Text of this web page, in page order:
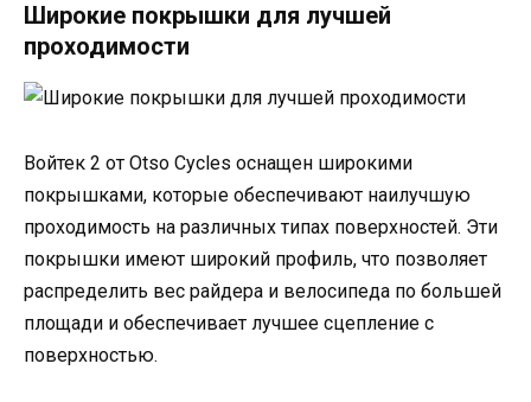
Широкие покрышки для лучшей
проходимости
Войтек 2 от Otso Cycles оснащен широкими
покрышками, которые обеспечивают наилучшую
проходимость на различных типах поверхностей. Эти
покрышки имеют широкий профиль, что позволяет
распределить вес райдера и велосипеда по большей
площади и обеспечивает лучшее сцепление с
поверхностью.